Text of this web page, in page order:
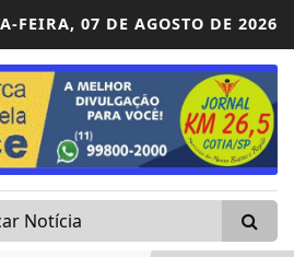
FEIRA, 07 DE AGOSTO DE 2026